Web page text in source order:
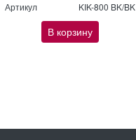
Артикул
KIK-800 BK/BK
В корзину